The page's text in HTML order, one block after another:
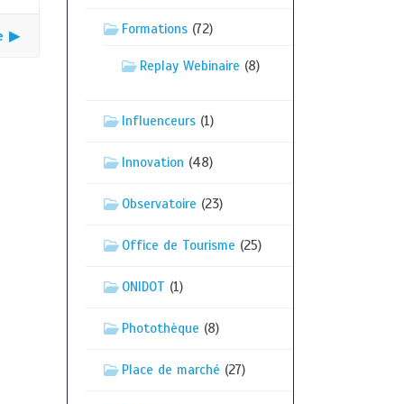
▶ Formations(72)
Replay Webinaire (8)
Influenceurs(1)
Innovation (48)
Observatoire (23)
Office de Tourisme (25)
ONIDOT (1)
Photothèque (8)
Place de marché (27)